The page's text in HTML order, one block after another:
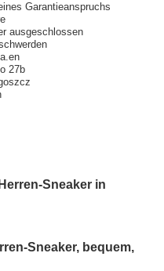
Garantieanspruchs
ausgeschlossen
27b
Sneaker in
Sneaker, bequem,